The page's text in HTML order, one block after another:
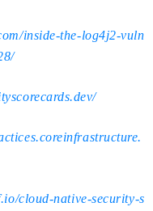
inside-the-log4j2-vuln
cloud-native-security-s